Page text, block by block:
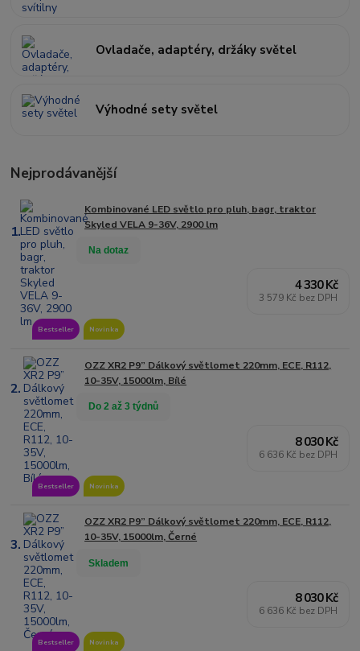
Ovladače, adaptéry, držáky světel
Výhodné sety světel
Nejprodávanější
1.
Kombinované LED světlo pro pluh, bagr, traktor
Skyled VELA 9-36V, 2900 lm
Na dotaz
Bestseller Novinka
4 330 Kč
3 579 Kč bez DPH
2.
OZZ XR2 P9” Dálkový světlomet 220mm, ECE, R112,
10-35V, 15000lm, Bílé
Do 2 až 3 týdnů
Bestseller Novinka
8 030 Kč
6 636 Kč bez DPH
3.
OZZ XR2 P9” Dálkový světlomet 220mm, ECE, R112,
10-35V, 15000lm, Černé
Skladem
Bestseller Novinka
8 030 Kč
6 636 Kč bez DPH